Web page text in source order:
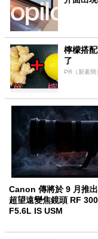
檸檬搭
了
PR（新素簡
Canon 傳將於 9 月推
超望遠變焦鏡頭 RF
F5.6L IS USM